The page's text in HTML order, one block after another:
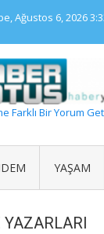
Ağustos 6, 2026
Farklı Bir Yorum
YAŞAM
YAZARLARI